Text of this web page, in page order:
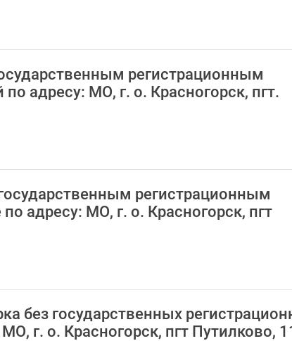
регистрационным
адресу: МО, г. о. Красногорск, пгт.
регистрационным
адресу: МО, г. о. Красногорск, пгт
без государственных
г. о. Красногорск, пгт Путилково,